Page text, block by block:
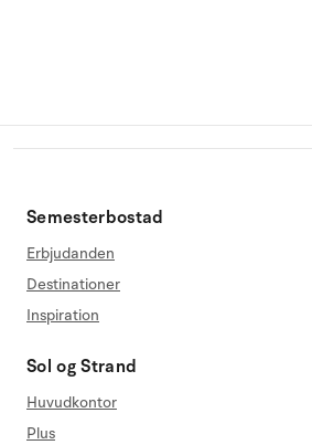
Semesterbostad
Erbjudanden
Destinationer
Inspiration
Sol og Strand
Huvudkontor
Plus